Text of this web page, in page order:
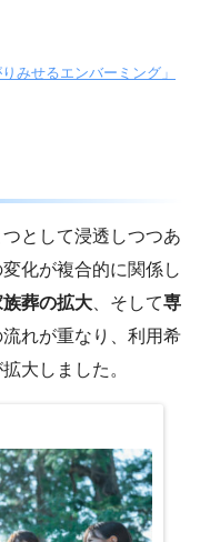
みせるエンバーミング」
として浸透しつつあ
化が複合的に関係し
族葬の拡大 、そして専
れが重なり、利用希
大しました。